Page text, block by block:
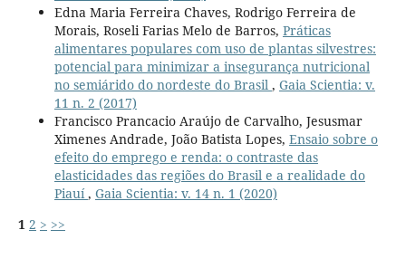
Edna Maria Ferreira Chaves, Rodrigo Ferreira de
Morais, Roseli Farias Melo de Barros, Práticas
alimentares populares com uso de plantas silvestres:
potencial para minimizar a insegurança nutricional
no semiárido do nordeste do Brasil , Gaia Scientia: v.
11 n. 2 (2017)
Francisco Prancacio Araújo de Carvalho, Jesusmar
Ximenes Andrade, João Batista Lopes, Ensaio sobre o
efeito do emprego e renda: o contraste das
elasticidades das regiões do Brasil e a realidade do
Piauí , Gaia Scientia: v. 14 n. 1 (2020)
1 2 > >>